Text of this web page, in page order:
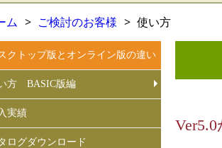
ム ご検討のお客様 使い方
クトップ版とオンライン版の違い
方 BASIC版編
実績
ログダウンロード